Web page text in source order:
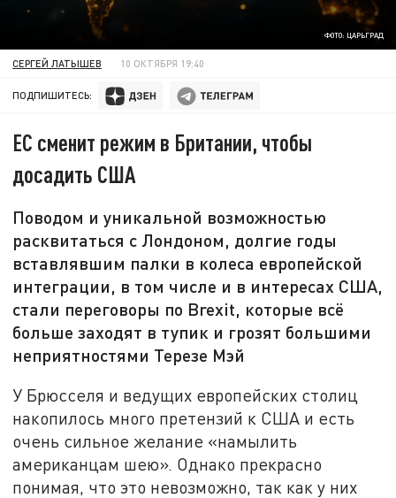
ФОТО: ЦАРЬГРАД
СЕРГЕЙ ЛАТЫШЕВ 10 ОКТЯБРЯ 19:40
ПОДПИШИТЕСЬ:
ЕС сменит режим в Британии, чтобы
досадить США
Поводом и уникальной возможностью
расквитаться с Лондоном, долгие годы
вставлявшим палки в колеса европейской
интеграции, в том числе и в интересах США,
стали переговоры по Brexit, которые всё
больше заходят в тупик и грозят большими
неприятностями Терезе Мэй
У Брюсселя и ведущих европейских столиц
накопилось много претензий к США и есть
очень сильное желание «намылить
американцам шею». Однако прекрасно
понимая, что это невозможно, так как у них